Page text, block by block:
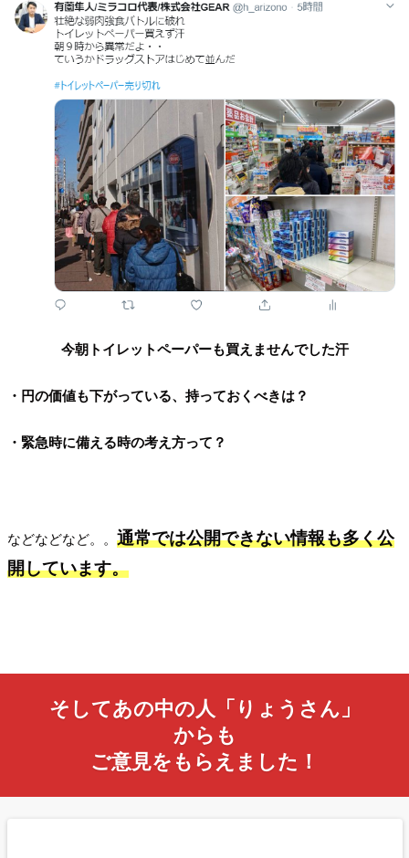
今朝トイレットペーパーも買えませんでした汗
・円の価値も下がっている、持っておくべきは？
・緊急時に備える時の考え方って？
などなどなど。。 通常では公開できない情報も多く公
開しています。
そしてあの中の人「りょうさん」
からも
ご意見をもらえました！